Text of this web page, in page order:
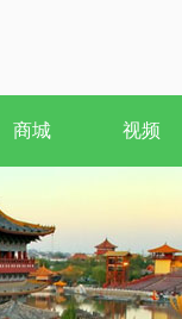
商城 视频